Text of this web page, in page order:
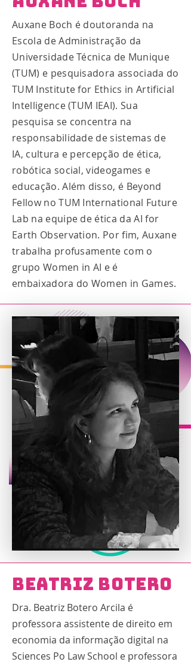
Auxane Boch é doutoranda na
Escola de Administração da
Universidade Técnica de Munique
(TUM) e pesquisadora associada do
TUM Institute for Ethics in Artificial
Intelligence (TUM IEAI). Sua
pesquisa se concentra na
responsabilidade de sistemas de
IA, cultura e percepção de ética,
robótica social, videogames e
educação. Além disso, é Beyond
Fellow no TUM International Future
Lab na equipe de ética da AI for
Earth Observation. Por fim, Auxane
trabalha profusamente com o
grupo Women in AI e é
embaixadora do Women in Games.
Beatriz Botero
Dra. Beatriz Botero Arcila é
professora assistente de direito em
economia da informação digital na
Sciences Po Law School e professora